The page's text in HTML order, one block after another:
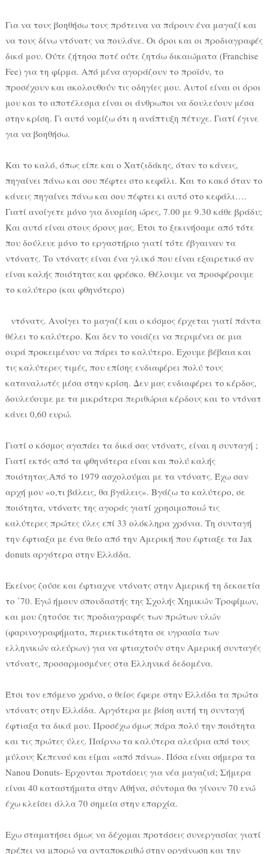
Για να τους βοηθήσω τους πρότεινα να πάρουν ένα μαγαζί και
να τους δίνω ντόνατς να πουλάνε. Οι όροι και οι προδιαγραφές
δικά μου. Ούτε ζήτησα ποτέ ούτε ζητάω δικαιώματα (Franchise
Fee) για τη φίρμα. Από μένα αγοράζουν το προϊόν, το
προσέχουν και ακολουθούν τις οδηγίες μου. Αυτοί είναι οι όροι
μου και το αποτέλεσμα είναι οι άνθρωποι να δουλεύουν μέσα
στην κρίση. Γι αυτό νομίζω ότι η ανάπτυξη πέτυχε. Γιατί έγινε
για να βοηθήσω.
Και το καλό, όπως είπε και ο Χατζιδάκης, όταν το κάνεις,
πηγαίνει πάνω και σου πέφτει στο κεφάλι. Και το κακό όταν το
κάνεις πηγαίνει πάνω και σου πέφτει κι αυτό στο κεφάλι….
Γιατί ανοίγετε μόνο για δυομίση ώρες, 7.00 με 9.30 κάθε βράδυ;
Και αυτό είναι στους όρους μας. Ετσι το ξεκινήσαμε από τότε
που δούλευε μόνο το εργαστήριο γιατί τότε έβγαιναν τα
ντόνατς. Το ντόνατς είναι ένα γλυκό που είναι εξαιρετικό αν
είναι καλής ποιότητας και φρέσκο. Θέλουμε να προσφέρουμε
το καλύτερο (και φθηνότερο)
ντόνατς. Aνοίγει το μαγαζί και ο κόσμος έρχεται γιατί πάντα
θέλει το καλύτερο. Και δεν το νοιάζει να περιμένει σε μια
ουρά προκειμένου να πάρει το καλύτερο. Εχουμε βέβαια και
τις καλύτερες τιμές, που επίσης ενδιαφέρει πολύ τους
καταναλωτές μέσα στην κρίση. Δεν μας ενδιαφέρει το κέρδος,
δουλεύουμε με τα μικρότερα περιθώρια κέρδους και το ντόνατ
κάνει 0,60 ευρώ.
Γιατί ο κόσμος αγαπάει τα δικά σας ντόνατς, είναι η συνταγή ;
Γιατί εκτός από τα φθηνότερα είναι και πολύ καλής
ποιότητας.Από το 1979 ασχολούμαι με τα ντόνατς. Έχω σαν
αρχή μου «ο,τι βάλεις, θα βγάλεις». Bγάζω το καλύτερο, σε
ποιότητα, ντόνατς της αγοράς γιατί χρησιμοποιώ τις
καλύτερες πρώτες ύλες επί 33 ολόκληρα χρόνια. Τη συνταγή
την έφτιαξα με ένα θείο από την Αμερική που έφτιαξε τα Jax
donuts αργότερα στην Ελλάδα.
Εκείνος ζούσε και έφτιαχνε ντόνατς στην Αμερική τη δεκαετία
το ΄70. Εγώ ήμουν σπουδαστής της Σχολής Χημικών Τροφίμων,
και μου ζητούσε τις προδιαγραφές των πρώτων υλών
(φαρινογραφήματα, περιεκτικότητα σε υγρασία των
ελληνικών αλεύρων) για να φτιαχτούν στην Αμερική συνταγές
ντόνατς, προσαρμοσμένες στα Ελληνικά δεδομένα.
Έτσι τον επόμενο χρόνο, ο θείος έφερε στην Ελλάδα τα πρώτα
ντόνατς στην Ελλάδα. Αργότερα με βάση αυτή τη συνταγή
έφτιαξα τα δικά μου. Προσέχω όμως πάρα πολύ την ποιότητα
και τις πρώτες ύλες. Παίρνω τα καλύτερα αλεύρια από τους
μύλους Κεπενού και είμαι «από πάνω». Πόσα είναι σήμερα τα
Nanou Donuts- Ερχονται προτάσεις για νέα μαγαζιά; Σήμερα
είναι 40 καταστήματα στην Αθήνα, σύντομα θα γίνουν 70 ενώ
έχω κλείσει άλλα 70 σημεία στην επαρχία.
Εχω σταματήσει όμως να δέχομαι προτάσεις συνεργασίας γιατί
πρέπει να μπορώ να ανταποκριθώ στην οργάνωση και την